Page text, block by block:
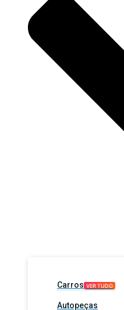
Carros VER TUDO
Autopeças